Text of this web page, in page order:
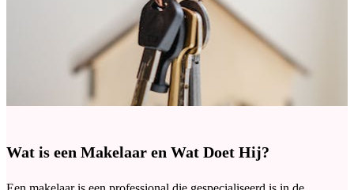
Wat is een Makelaar en Wat Doet Hij?